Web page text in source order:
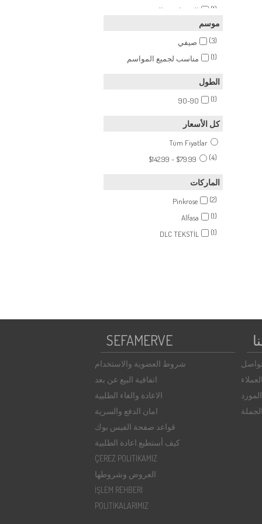
القمطة مع المنتج
(1)
(1)
موسم
صيفي
(3)
مناسب لجميع المواسم
(1)
الطول
90-90 (1)
كل الأسعار
Tüm Fiyatlar
$79.99 - $142.99
(4)
الماركات
Pinkrose
(2)
Alfasa
(1)
DLC TEKSTİL
(1)
SEFAMERVE
شروط العضوية والاستخدام
اتفاقية البيع عن بعد
الاعادة والغاء الطلبية
امان الدفع والسرية
قواعد صفحة الفيس بوك
كيف أستطيع اعادة الطلبية
ÇEREZ POLITIKAMIZ
العروض وشروطها
İŞLEM REHBERI
POLİTİKALARIMIZ